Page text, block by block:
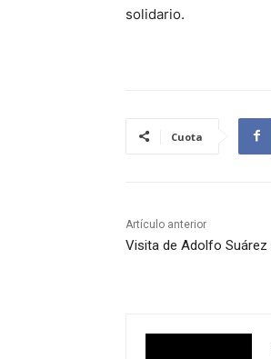
solidario.
Cuota
Artículo anterior
Visita de Adolfo Suárez